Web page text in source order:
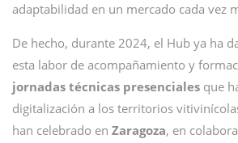
adaptabilidad en un mercado cada vez
De hecho, durante 2024, el Hub ya ha
esta labor de acompañamiento y
jornadas técnicas presenciales que
digitalización a los territorios
han celebrado en Zaragoza, en